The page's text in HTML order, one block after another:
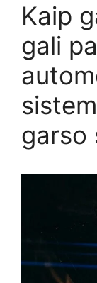
Kaip
gali
garso